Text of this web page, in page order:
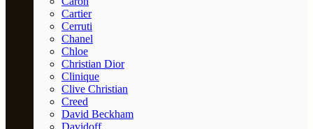
Cartier
Cerruti
Chanel
Chloe
Christian Dior
Clinique
Clive Christian
Creed
David Beckham
Davidoff